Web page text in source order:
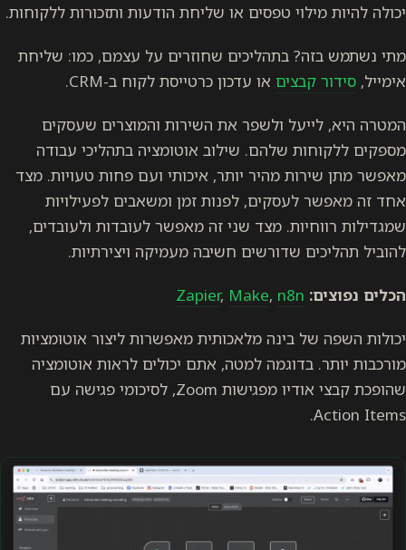
יכולה להיות מילוי טפסים או שליחת הודעות ותזכורות ללקוחות.
מתי נשתמש בזה? בתהליכים שחוזרים על עצמם, כמו: שליחת
אימייל, סידור קבצים או עדכון כרטייסת לקוח ב-CRM.
המטרה היא, לייעל ולשפר את השירות והמוצרים שעסקים
מספקים ללקוחות שלהם. שילוב אוטומציה בתהליכי עבודה
מאפשר מתן שירות מהיר יותר, איכותי ועם פחות טעויות. מצד
אחד זה מאפשר לעסקים, לפנות זמן ומשאבים לפעילויות
שמגדילות רווחיות. מצד שני זה מאפשר לעובדות ולעובדים,
להוביל תהליכים שדורשים חשיבה מעמיקה ויצירתיות.
הכלים נפוצים: Zapier, Make, n8n
יכולות השפה של בינה מלאכותית מאפשרות ליצור אוטומציות
מורכבות יותר. בדוגמה למטה, אתם יכולים לראות אוטומציה
שהופכת קבצי אודיו מפגישות Zoom, לסיכומי פגישה עם
Action Items.